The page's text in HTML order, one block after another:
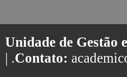
Unidade de Gestão
| .Contato: